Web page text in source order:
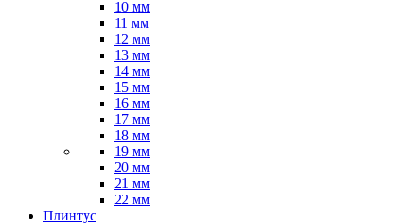
10 мм
11 мм
12 мм
13 мм
14 мм
15 мм
16 мм
17 мм
18 мм
19 мм
20 мм
21 мм
22 мм
Плинтус